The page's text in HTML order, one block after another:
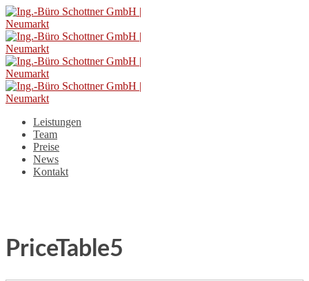
Leistungen
Team
Preise
News
Kontakt
PriceTable5